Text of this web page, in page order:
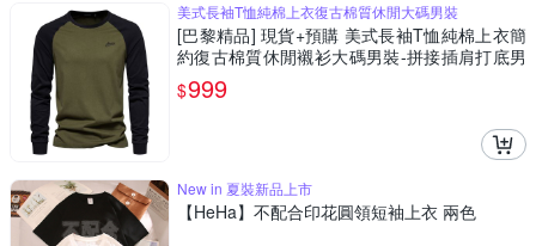
美式長袖T恤純棉上衣復古棉質休閒大碼男裝
[巴黎精品] 現貨+預購 美式長袖T恤純棉上衣簡
約復古棉質休閒襯衫大碼男裝-拼接插肩打底男
上衣6色a1kz17
$999
New in 夏裝新品上市
【HeHa】不配合印花圓領短袖上衣 兩色